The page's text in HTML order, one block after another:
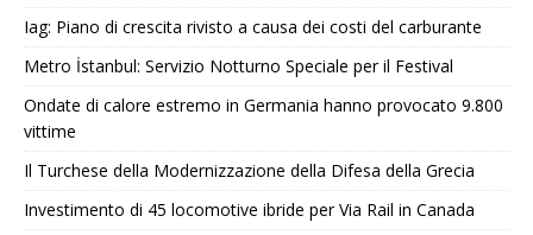
Iag: Piano di crescita rivisto a causa dei costi del carburante
Metro İstanbul: Servizio Notturno Speciale per il Festival
Ondate di calore estremo in Germania hanno provocato 9.800
vittime
Il Turchese della Modernizzazione della Difesa della Grecia
Investimento di 45 locomotive ibride per Via Rail in Canada